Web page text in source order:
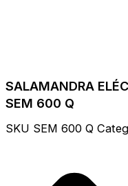
SALAMANDRA
SEM 600 Q
SKU SEM 600 Q